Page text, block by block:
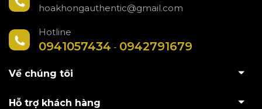
hoakhongauthentic@gmail.com
Hotline
0941057434 - 0942791679
Về chúng tôi
Hỗ trợ khách hàng